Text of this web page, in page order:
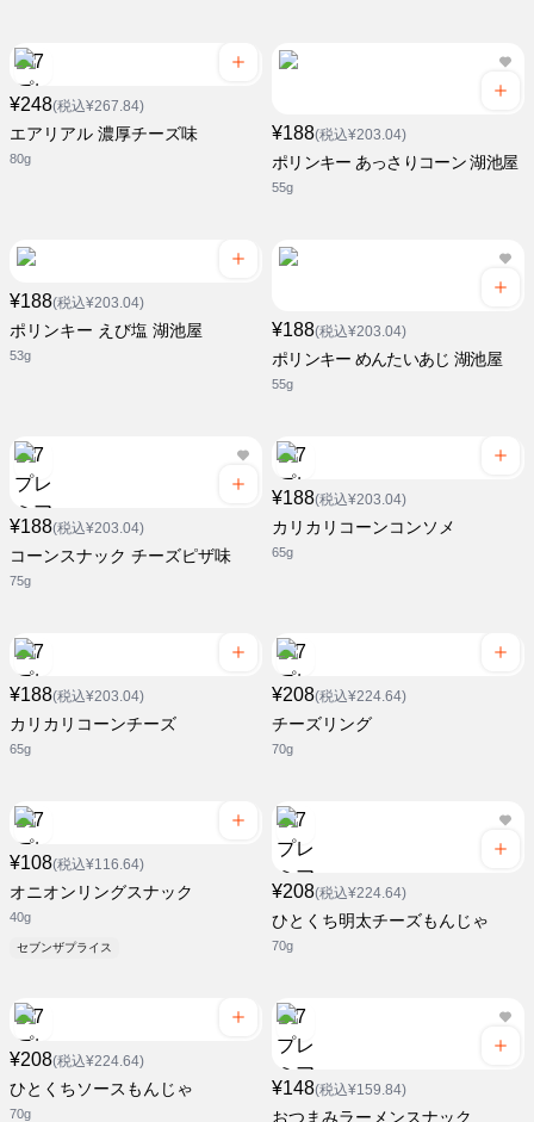
¥248(税込¥267.84)
エアリアル 濃厚チーズ味
80g
¥188(税込¥203.04)
ポリンキー あっさりコーン 湖池屋
55g
¥188(税込¥203.04)
ポリンキー えび塩 湖池屋
53g
¥188(税込¥203.04)
ポリンキー めんたいあじ 湖池屋
55g
¥188(税込¥203.04)
コーンスナック チーズピザ味
75g
¥188(税込¥203.04)
カリカリコーンコンソメ
65g
¥188(税込¥203.04)
カリカリコーンチーズ
65g
¥208(税込¥224.64)
チーズリング
70g
¥108(税込¥116.64)
オニオンリングスナック
40g
セブンザプライス
¥208(税込¥224.64)
ひとくち明太チーズもんじゃ
70g
¥208(税込¥224.64)
ひとくちソースもんじゃ
70g
¥148(税込¥159.84)
おつまみラーメンスナック